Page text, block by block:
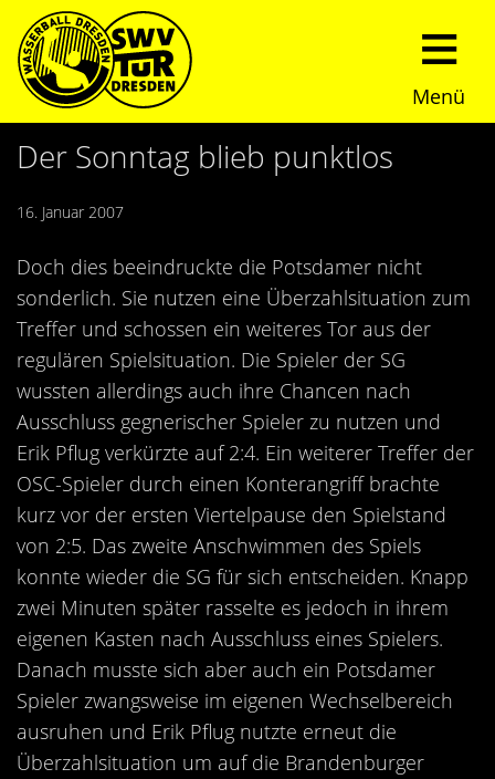
Menü
Start
Über uns
Trainingszeiten
Sommerturnier
Presseberichte
Fotos
Videos
Bekleidung
Termine
News
Nachwuchs
Fundraising
Kontakt
Der Sonntag blieb punktlos
16. Januar 2007
Doch dies beeindruckte die Potsdamer nicht
sonderlich. Sie nutzen eine Überzahlsituation zum
Treffer und schossen ein weiteres Tor aus der
regulären Spielsituation. Die Spieler der SG
wussten allerdings auch ihre Chancen nach
Ausschluss gegnerischer Spieler zu nutzen und
Erik Pflug verkürzte auf 2:4. Ein weiterer Treffer der
OSC-Spieler durch einen Konterangriff brachte
kurz vor der ersten Viertelpause den Spielstand
von 2:5. Das zweite Anschwimmen des Spiels
konnte wieder die SG für sich entscheiden. Knapp
zwei Minuten später rasselte es jedoch in ihrem
eigenen Kasten nach Ausschluss eines Spielers.
Danach musste sich aber auch ein Potsdamer
Spieler zwangsweise im eigenen Wechselbereich
ausruhen und Erik Pflug nutzte erneut die
Überzahlsituation um auf die Brandenburger